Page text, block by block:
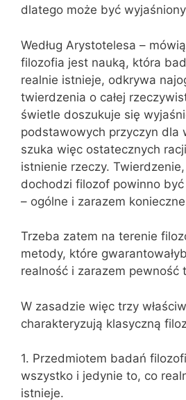
dlatego może być
Według Arystotelesa –
filozofia jest nauką, która
realnie istnieje, odkrywa
twierdzenia o całej
świetle doszukuje się
podstawowych przyczyn dla
szuka więc ostatecznych
istnienie rzeczy.
dochodzi filozof powinno
– ogólne i zarazem
Trzeba zatem na terenie
metody, które
realność i zarazem pewność
W zasadzie więc trzy
charakteryzują klasyczną
1. Przedmiotem badań
wszystko i jedynie to, co
istnieje.